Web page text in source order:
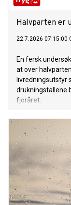
Halvparten er
22.7.2026 07:15:00
En fersk
at over
livredningsutstyr
drukningstallene
fjoråret.